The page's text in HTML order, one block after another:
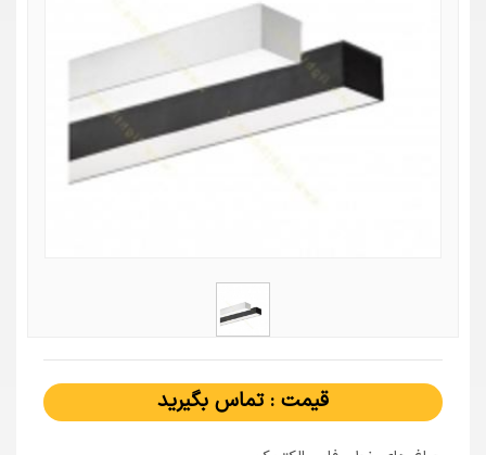
قیمت : تماس بگیرید